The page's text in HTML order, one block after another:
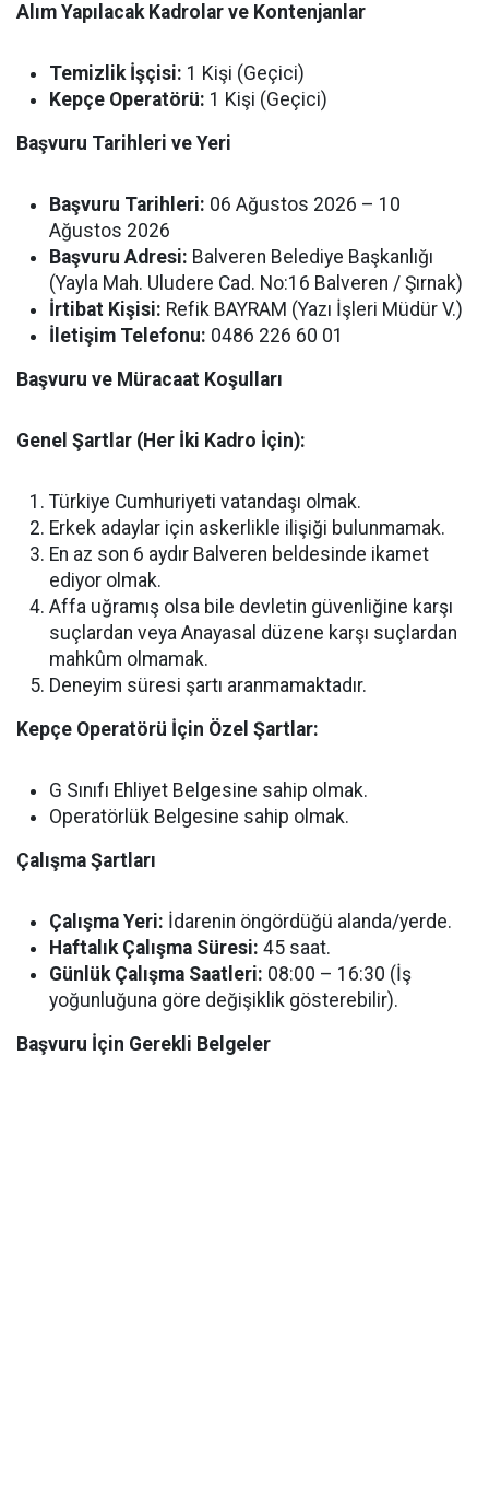
Alım Yapılacak Kadrolar ve Kontenjanlar
Temizlik İşçisi: 1 Kişi (Geçici)
Kepçe Operatörü: 1 Kişi (Geçici)
Başvuru Tarihleri ve Yeri
Başvuru Tarihleri: 06 Ağustos 2026 – 10
Ağustos 2026
Başvuru Adresi: Balveren Belediye Başkanlığı
(Yayla Mah. Uludere Cad. No:16 Balveren / Şırnak)
İrtibat Kişisi: Refik BAYRAM (Yazı İşleri Müdür V.)
İletişim Telefonu: 0486 226 60 01
Başvuru ve Müracaat Koşulları
Genel Şartlar (Her İki Kadro İçin):
Türkiye Cumhuriyeti vatandaşı olmak.
Erkek adaylar için askerlikle ilişiği bulunmamak.
En az son 6 aydır Balveren beldesinde ikamet
ediyor olmak.
Affa uğramış olsa bile devletin güvenliğine karşı
suçlardan veya Anayasal düzene karşı suçlardan
mahkûm olmamak.
Deneyim süresi şartı aranmamaktadır.
Kepçe Operatörü İçin Özel Şartlar:
G Sınıfı Ehliyet Belgesine sahip olmak.
Operatörlük Belgesine sahip olmak.
Çalışma Şartları
Çalışma Yeri: İdarenin öngördüğü alanda/yerde.
Haftalık Çalışma Süresi: 45 saat.
Günlük Çalışma Saatleri: 08:00 – 16:30 (İş
yoğunluğuna göre değişiklik gösterebilir).
Başvuru İçin Gerekli Belgeler